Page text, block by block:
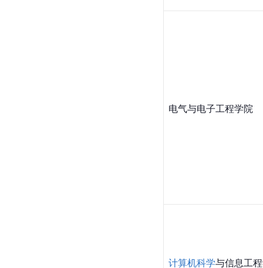
电气与电子工程学院
计算机科学与信息工